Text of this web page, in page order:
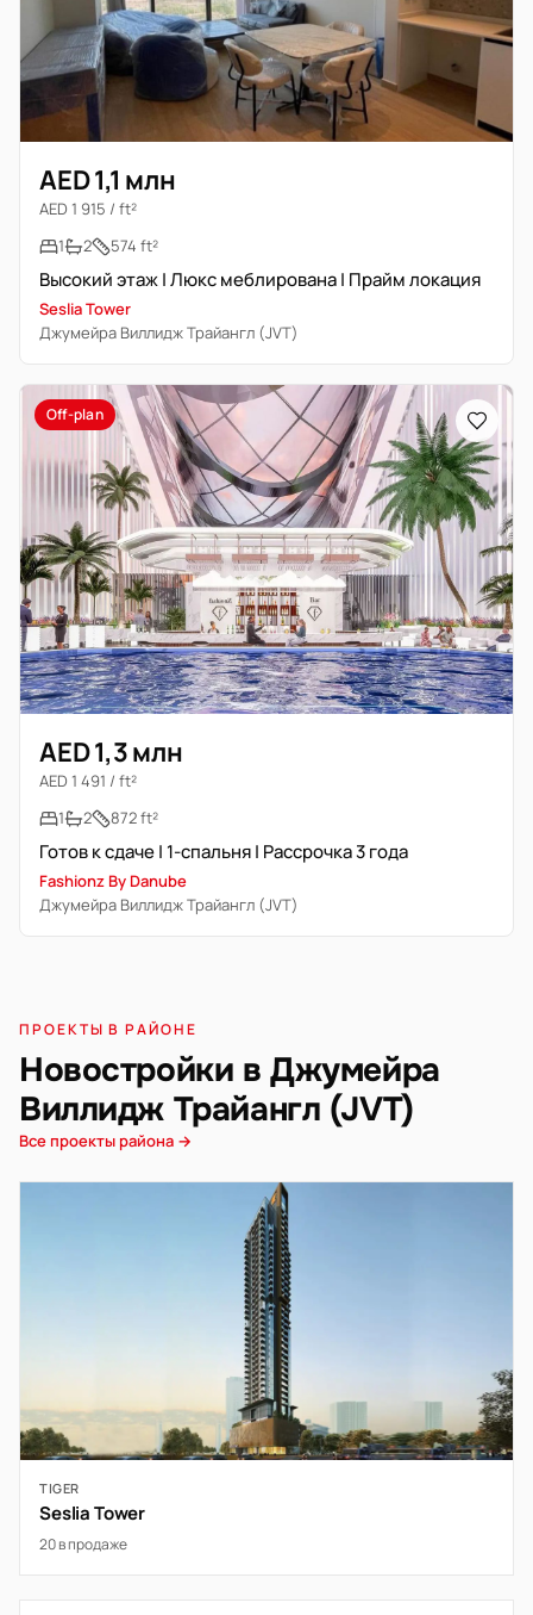
AED 1,1 млн
AED 1 915 / ft²
1
2 574 ft²
Высокий этаж | Люкс меблирована | Прайм локация
Seslia Tower
Джумейра Виллидж Трайангл (JVT)
Off-plan
AED 1,3 млн
AED 1 491 / ft²
1
2 872 ft²
Готов к сдаче | 1-спальня | Рассрочка 3 года
Fashionz By Danube
Джумейра Виллидж Трайангл (JVT)
ПРОЕКТЫ В РАЙОНЕ
Новостройки в Джумейра
Виллидж Трайангл (JVT)
Все проекты района →
TIGER
Seslia Tower
20 в продаже